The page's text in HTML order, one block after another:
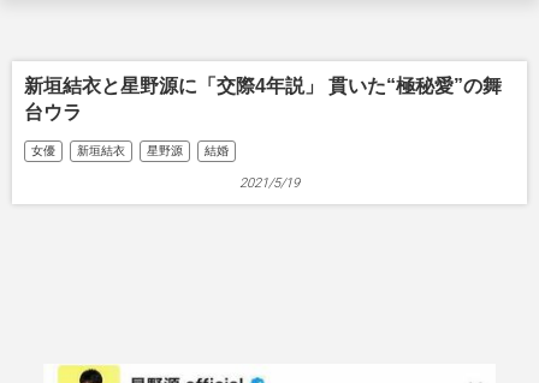
新垣結衣と星野源に「交際4年説」 貫いた“極秘愛”の舞
台ウラ
女優 新垣結衣 星野源 結婚
2021/5/19